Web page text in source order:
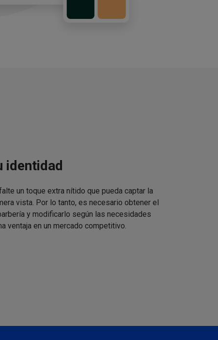
identidad
un toque extra nítido que pueda captar la
vista. Por lo tanto, es necesario obtener el
y modificarlo según las necesidades
ventaja en un mercado competitivo.